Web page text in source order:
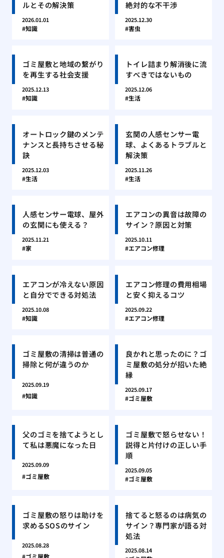
ルとその解決策
2026.01.01
知識
絶対的な不干渉
2025.12.30
害虫
ゴミ屋敷と地域の繋がり
を再生する社会支援
2025.12.13
知識
トイレ詰まり解消後に流
すべきではないもの
2025.12.06
生活
オートロック鍵のメンテ
ナンスと長持ちさせる秘
訣
2025.12.03
生活
玄関の人感センサー電
球、よくあるトラブルと
解決策
2025.11.26
生活
人感センサー電球、屋外
の玄関にも使える？
2025.11.21
家
エアコンの異音は故障の
サイン？原因と対策
2025.10.11
エアコン修理
エアコンが冷えない原因
と自分でできる対処法
2025.10.08
知識
エアコン修理の費用相場
と安く抑えるコツ
2025.09.22
エアコン修理
ゴミ屋敷の清掃は普通の
掃除と何が違うのか
2025.09.19
知識
良かれと思ったのに？ゴ
ミ屋敷の処分が招いた絶
縁
2025.09.17
ゴミ屋敷
父のゴミを捨てようとし
て私は悪魔になった日
2025.09.09
ゴミ屋敷
ゴミ屋敷で怒らせない！
説得と片付けの正しい手
順
2025.09.05
ゴミ屋敷
ゴミ屋敷の怒りは助けを
求めるSOSのサイン
2025.08.28
捨てると怒るのは病気の
サイン？専門家が語る対
処法
2025.08.14